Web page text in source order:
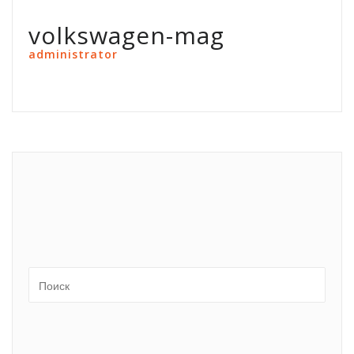
volkswagen-mag
administrator